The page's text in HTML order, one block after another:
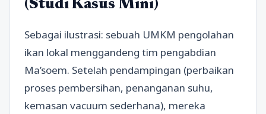
(Studi Kasus Mini)
Sebagai ilustrasi: sebuah UMKM pengolahan
ikan lokal menggandeng tim pengabdian
Ma’soem. Setelah pendampingan (perbaikan
proses pembersihan, penanganan suhu,
kemasan vacuum sederhana), mereka